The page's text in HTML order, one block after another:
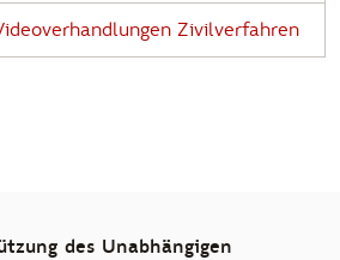
Zivilverfahren
des Unabhängigen